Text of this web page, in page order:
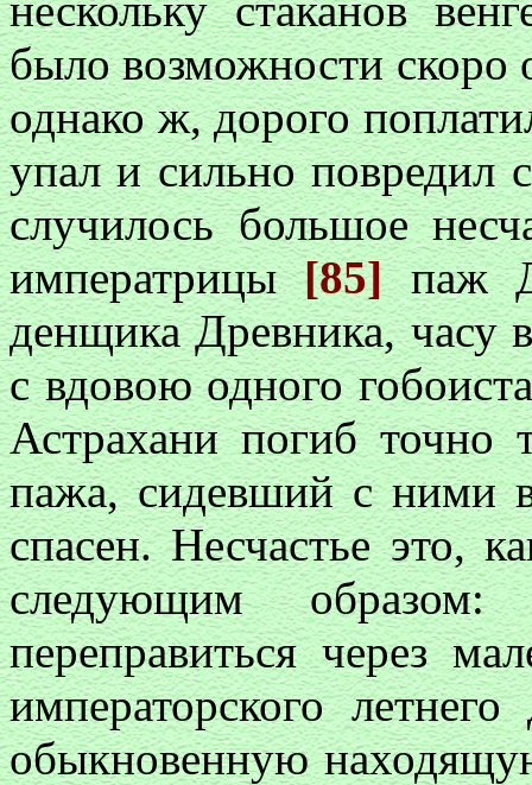
было возможности скоро
однако ж, дорого
упал и сильно повредил
случилось большое
императрицы[85]паж
денщика Древника, часу
с вдовою одного
Астрахани погиб точно
пажа, сидевший с ними
спасен. Несчастье это,
следующим образом:
переправиться через
императорского
обыкновенную